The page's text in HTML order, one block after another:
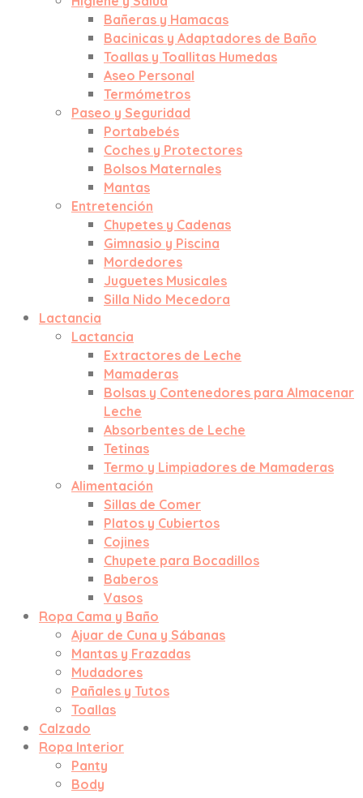
Bañeras y Hamacas
Bacinicas y Adaptadores de Baño
Toallas y Toallitas Humedas
Aseo Personal
Termómetros
Paseo y Seguridad
Portabebés
Coches y Protectores
Bolsos Maternales
Mantas
Entretención
Chupetes y Cadenas
Gimnasio y Piscina
Mordedores
Juguetes Musicales
Silla Nido Mecedora
Lactancia
Lactancia
Extractores de Leche
Mamaderas
Bolsas y Contenedores para Almacenar
Leche
Absorbentes de Leche
Tetinas
Termo y Limpiadores de Mamaderas
Alimentación
Sillas de Comer
Platos y Cubiertos
Cojines
Chupete para Bocadillos
Baberos
Vasos
Ropa Cama y Baño
Ajuar de Cuna y Sábanas
Mantas y Frazadas
Mudadores
Pañales y Tutos
Toallas
Calzado
Ropa Interior
Panty
Body